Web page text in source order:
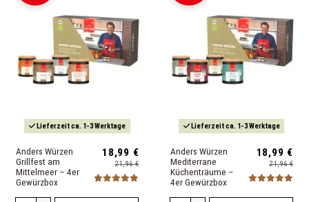
Lieferzeit ca. 1-3 Werktage
Anders Würzen
Grillfest am
Mittelmeer – 4er
Gewürzbox
18,99 €
21,96 €
Lieferzeit ca. 1-3 Werktage
Anders Würzen
Mediterrane
Küchenträume –
4er Gewürzbox
18,99 €
21,96 €